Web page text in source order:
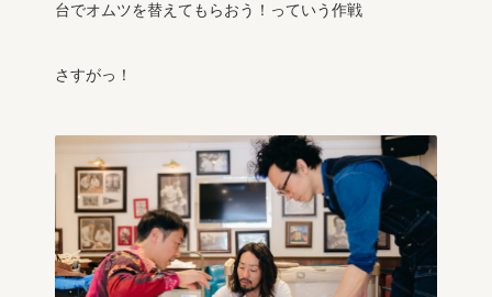
台でオムツを替えてもらおう！っていう作戦
さすがっ！